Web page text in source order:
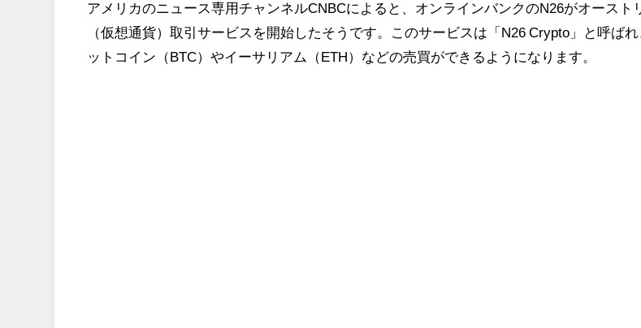
アメリカのニュース専用チャンネルCNBCによると、オンラインバンクのN26がオースト
（仮想通貨）取引サービスを開始したそうです。このサービスは「N26 Crypto」と呼ば
ットコイン（BTC）やイーサリアム（ETH）などの売買ができるようになります。